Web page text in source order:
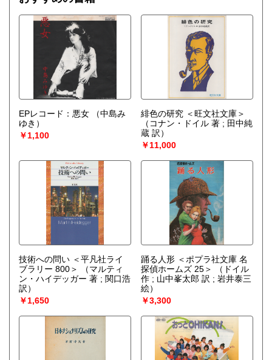
EPレコード：悪女
（中島み
ゆき）
￥1,100
緋色の研究 ＜旺文社文庫＞
（コナン・ドイル 著 ; 田中純
蔵 訳）
￥11,000
技術への問い ＜平凡社ライ
ブラリー 800＞
（マルティ
ン・ハイデッガー 著 ; 関口浩
訳）
￥1,650
踊る人形 ＜ポプラ社文庫 名
探偵ホームズ 25＞
（ドイル
作 ; 山中峯太郎 訳 ; 岩井泰三
絵）
￥3,300